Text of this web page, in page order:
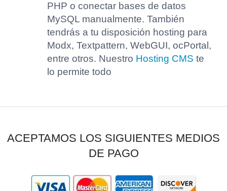
PHP o conectar bases de datos
MySQL manualmente. También
tendrás a tu disposición hosting para
Modx, Textpattern, WebGUI, ocPortal,
entre otros. Nuestro Hosting CMS te
lo permite todo
ACEPTAMOS LOS SIGUIENTES MEDIOS
DE PAGO